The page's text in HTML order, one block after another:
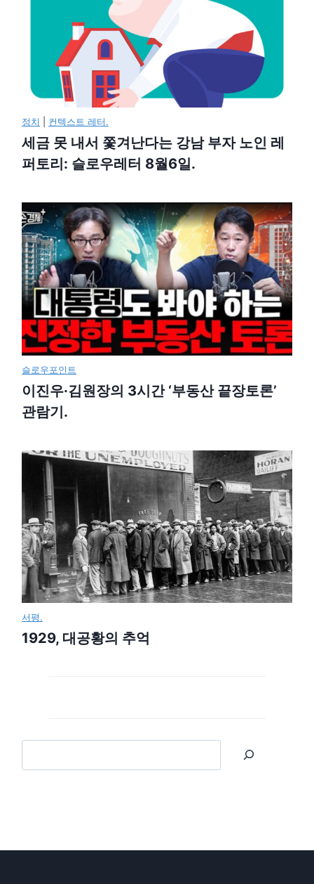
정치 컨텍스트 레터.
세금 못 내서 쫓겨난다는 강남 부자 노인 레
퍼토리: 슬로우레터 8월6일.
슬로우포인트
이진우·김원장의 3시간 ‘부동산 끝장토론’
관람기.
서평.
1929, 대공황의 추억